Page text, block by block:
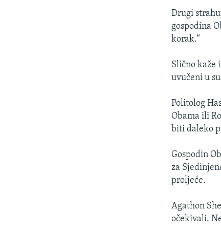
Drugi
gospodina
korak.“
Slično kaže
uvučeni u
Politolog
Obama ili
biti daleko
Gospodin
za
proljeće.
Agathon
očekivali.